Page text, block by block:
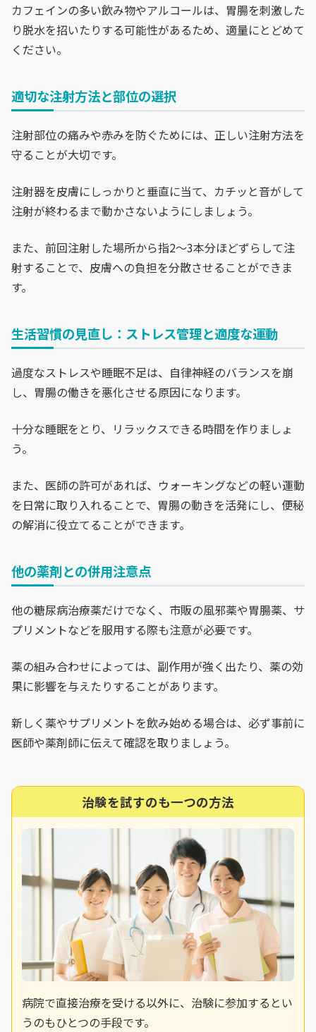
カフェインの多い飲み物やアルコールは、胃腸を刺激した
り脱水を招いたりする可能性があるため、適量にとどめて
ください。
適切な注射方法と部位の選択
注射部位の痛みや赤みを防ぐためには、正しい注射方法を
守ることが大切です。
注射器を皮膚にしっかりと垂直に当て、カチッと音がして
注射が終わるまで動かさないようにしましょう。
また、前回注射した場所から指2〜3本分ほどずらして注
射することで、皮膚への負担を分散させることができま
す。
生活習慣の見直し：ストレス管理と適度な運動
過度なストレスや睡眠不足は、自律神経のバランスを崩
し、胃腸の働きを悪化させる原因になります。
十分な睡眠をとり、リラックスできる時間を作りましょ
う。
また、医師の許可があれば、ウォーキングなどの軽い運動
を日常に取り入れることで、胃腸の動きを活発にし、便秘
の解消に役立てることができます。
他の薬剤との併用注意点
他の糖尿病治療薬だけでなく、市販の風邪薬や胃腸薬、サ
プリメントなどを服用する際も注意が必要です。
薬の組み合わせによっては、副作用が強く出たり、薬の効
果に影響を与えたりすることがあります。
新しく薬やサプリメントを飲み始める場合は、必ず事前に
医師や薬剤師に伝えて確認を取りましょう。
治験を試すのも一つの方法
病院で直接治療を受ける以外に、治験に参加するとい
うのもひとつの手段です。